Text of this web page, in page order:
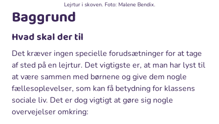
Lejrtur i skoven. Foto: Malene Bendix.
Baggrund
Hvad skal der til
Det kræver ingen specielle forudsætninger for at tage
af sted på en lejrtur. Det vigtigste er, at man har lyst til
at være sammen med børnene og give dem nogle
fællesoplevelser, som kan få betydning for klassens
sociale liv. Det er dog vigtigt at gøre sig nogle
overvejelser omkring: